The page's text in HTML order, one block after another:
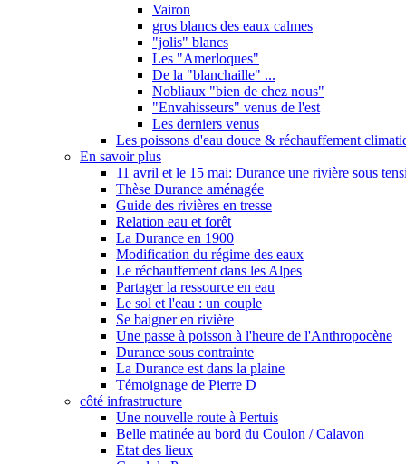
Vairon
gros blancs des eaux calmes
"jolis" blancs
Les "Amerloques"
De la "blanchaille" ...
Nobliaux "bien de chez nous"
"Envahisseurs" venus de l'est
Les derniers venus
Les poissons d'eau douce & réchauffement
En savoir plus
11 avril et le 15 mai: Durance une rivière sous
Thèse Durance aménagée
Guide des rivières en tresse
Relation eau et forêt
La Durance en 1900
Modification du régime des eaux
Le réchauffement dans les Alpes
Partager la ressource en eau
Le sol et l'eau : un couple
Se baigner en rivière
Une passe à poisson à l'heure de l'Anthropocène
Durance sous contrainte
La Durance est dans la plaine
Témoignage de Pierre D
côté infrastructure
Une nouvelle route à Pertuis
Belle matinée au bord du Coulon / Calavon
Etat des lieux